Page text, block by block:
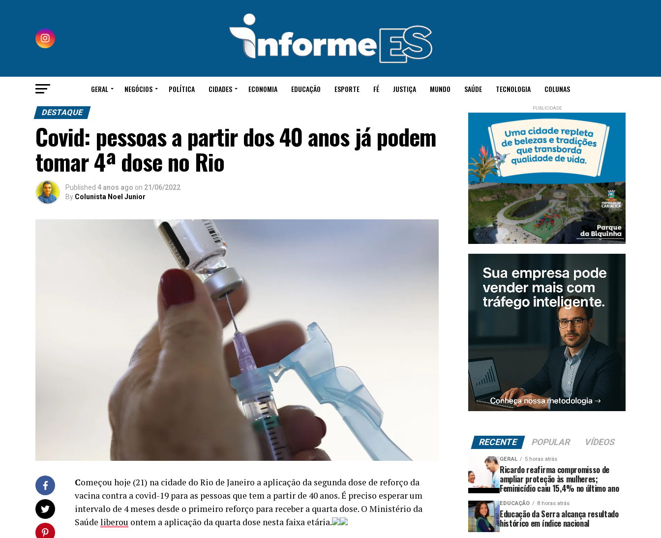
GERAL NEGÓCIOS POLÍTICA CIDADES ECONOMIA EDUCAÇÃO ESPORTE FÉ JUSTIÇA MUNDO SAÚDE TECNOLOGIA COLUNAS
DESTAQUE
Covid: pessoas a partir dos 40 anos já podem
tomar 4ª dose no Rio
Published 4 anos ago on 21/06/2022
By Colunista Noel Junior
Começou hoje (21) na cidade do Rio de Janeiro a aplicação da segunda dose de reforço da
vacina contra a covid-19 para as pessoas que tem a partir de 40 anos. É preciso esperar um
intervalo de 4 meses desde o primeiro reforço para receber a quarta dose. O Ministério da
Saúde liberou ontem a aplicação da quarta dose nesta faixa etária.
RECENTE POPULAR VÍDEOS
GERAL 5 horas atrás
Ricardo reafirma compromisso de
ampliar proteção às mulheres;
Feminicídio caiu 15,4% no último ano
EDUCAÇÃO 8 horas atrás
Educação da Serra alcança resultado
histórico em índice nacional